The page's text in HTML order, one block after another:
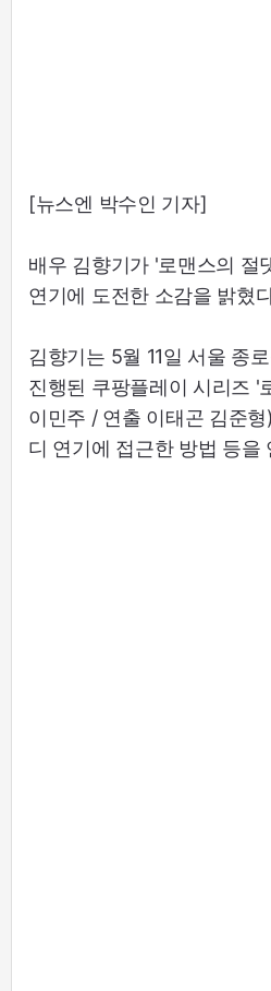
[뉴스엔 박수인 기자]
배우 김향기가 '로맨스의 절
연기에 도전한 소감을 밝혔
김향기는 5월 11일 서울 종
진행된 쿠팡플레이 시리즈 '
이민주 / 연출 이태곤 김준
디 연기에 접근한 방법 등을